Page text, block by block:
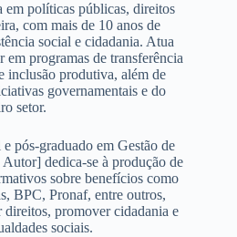
em políticas públicas, direitos
com mais de 10 anos de
social e cidadania. Atua
programas de transferência
inclusão produtiva, além de
governamentais e do
setor.
pós-graduado em Gestão de
dedica-se à produção de
sobre benefícios como
BPC, Pronaf, entre outros,
direitos, promover cidadania e
sociais.